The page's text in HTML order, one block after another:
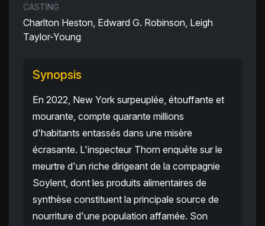
CASTING
Charlton Heston, Edward G. Robinson, Leigh
Taylor-Young
Synopsis
En 2022, New York surpeuplée, étouffante et
mourante, compte quarante millions
d'habitants entassés dans une misère
écrasante. L'inspecteur Thorn enquête sur le
meurtre d'un riche dirigeant de la compagnie
Soylent, dont les produits alimentaires de
synthèse constituent la principale source de
nourriture d'une population affamée. Son